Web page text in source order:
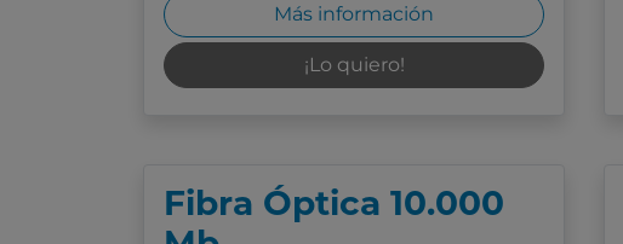
Más información
¡Lo quiero!
Fibra Óptica 10.000